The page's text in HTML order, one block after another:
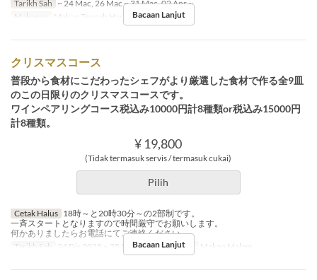
Tarikh Sah ~ 24 Mac, 26 Mac ~ 31 Mac, 02 Apr ~
Makanan
Makan Tengah Hari Bacaan Lanjut
クリスマスコース
普段から食材にこだわったシェフがより厳選した食材で作る全9皿
のこの日限りのクリスマスコースです。
ワインペアリングコース税込み10000円計8種類or税込み15000円
計8種類。
¥ 19,800
(Tidak termasuk servis / termasuk cukai)
Pilih
Cetak Halus 18時～と20時30分～の2部制です。
一斉スタートとなりますので時間厳守でお願いします。
何かありましたらお電話にてご連絡ください。
Tarikh Sah
24 Dis 2025 ~ 25 Dis 2025 Makanan Makan Malam
Bacaan Lanjut